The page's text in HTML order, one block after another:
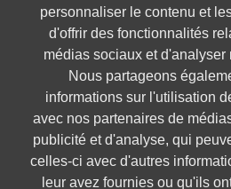
personnaliser le contenu et
d'offrir des fonctionnalités
médias sociaux et d'analyser
Nous partageons
informations sur l'utilisation
avec nos partenaires de
publicité et d'analyse, qui
celles-ci avec d'autres
leur avez fournies ou qu'ils
Préparez vos entretiens,
TESTEZ-VOUS
OFFRES SIMILAIRES